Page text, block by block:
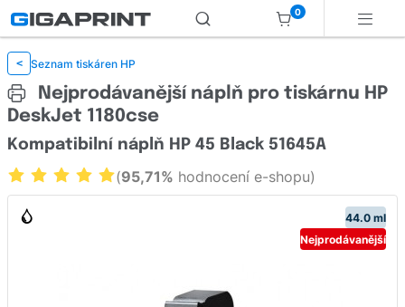
0
< Seznam tiskáren HP
Nejprodávanější náplň pro tiskárnu HP
DeskJet 1180cse
44.0 ml
Nejprodávanější
Kompatibilní náplň HP 45 Black 51645A
(95,71% hodnocení e-shopu)